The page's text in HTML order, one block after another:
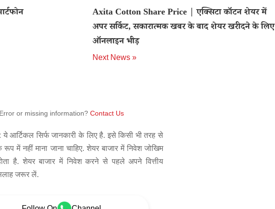
Axita Cotton Share Price | एक्सिटा कॉटन शेयर में
अपर सर्किट, सकारात्मक खबर के बाद शेयर खरीदने के लिए
ऑनलाइन भीड़
Next News »
Error or missing information? Contact Us
ये आर्टिकल सिर्फ जानकारी के लिए है. इसे किसी भी तरह से
में नहीं माना जाना चाहिए. शेयर बाजार में निवेश जोखिम
है. शेयर बाजार में निवेश करने से पहले अपने वित्तीय
जरूर लें.